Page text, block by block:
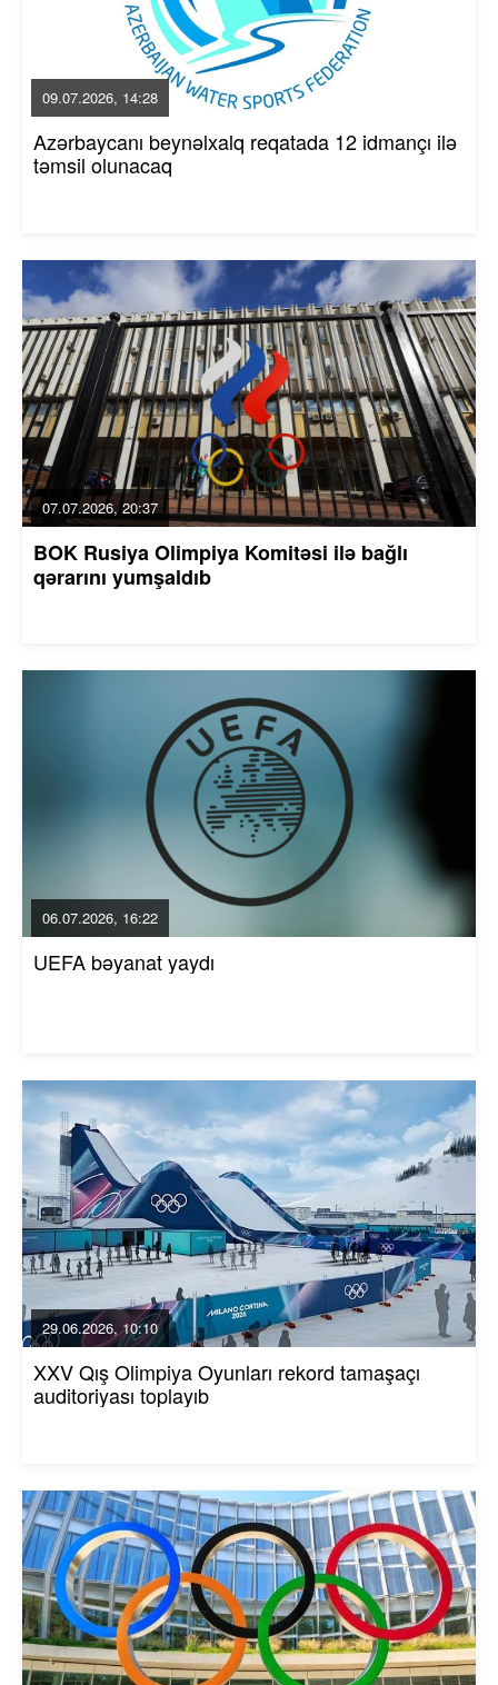
09.07.2026, 14:28
Azərbaycanı beynəlxalq reqatada 12 idmançı ilə
təmsil olunacaq
07.07.2026, 20:37
BOK Rusiya Olimpiya Komitəsi ilə bağlı
qərarını yumşaldıb
06.07.2026, 16:22
UEFA bəyanat yaydı
29.06.2026, 10:10
XXV Qış Olimpiya Oyunları rekord tamaşaçı
auditoriyası toplayıb